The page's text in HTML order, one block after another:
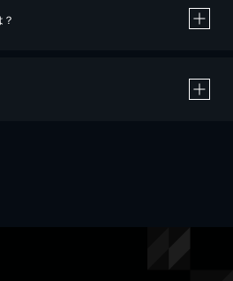
トカード決済による作品の購入 / レンタルです。